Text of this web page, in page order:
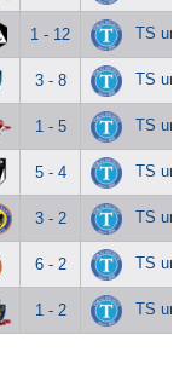
1 - 12 TS
3 - 8 TS
1 - 5 TS
5 - 4 TS
3 - 2 TS
6 - 2 TS
1 - 2 TS